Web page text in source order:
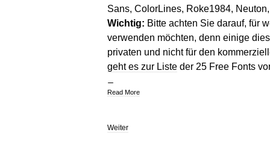
Sans, ColorLines, Roke1984,
Wichtig: Bitte achten Sie darauf, für
verwenden möchten, denn einige
privaten und nicht für den
geht es zur Listeder 25 Free Fonts
Read More
Weiter